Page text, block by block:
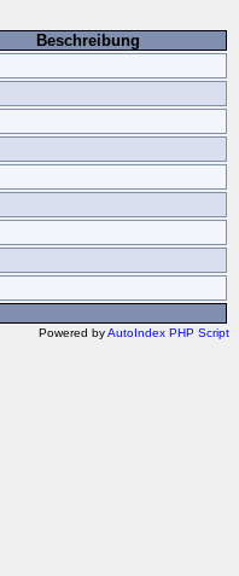
Beschreibung
Powered byAutoIndex PHP Script